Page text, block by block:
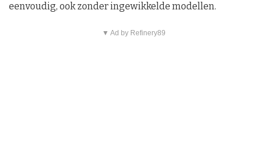
eenvoudig, ook zonder ingewikkelde modellen.
▼ Ad by Refinery89